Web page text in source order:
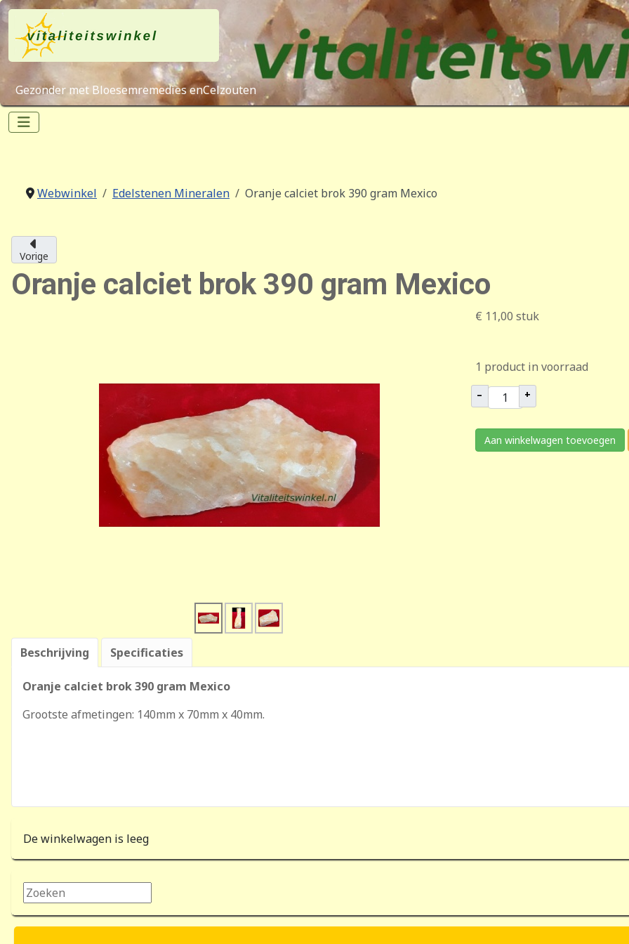
Gezonder met Bloesemremedies enCelzouten
Webwinkel Edelstenen Mineralen Oranje calciet brok 390 gram Mexico
Vorige
Oranje calciet brok 390 gram Mexico
€ 11,00 stuk
1 product in voorraad
– +
Aan winkelwagen toevoegen
Beschrijving Specificaties
Oranje calciet brok 390 gram Mexico
Grootste afmetingen: 140mm x 70mm x 40mm.
De winkelwagen is leeg
Zoeken...